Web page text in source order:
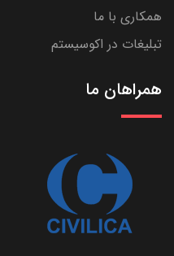
همکاری با ما
تبلیغات در اکوسیستم
همراهان ما